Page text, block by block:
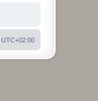
UTC+02:00